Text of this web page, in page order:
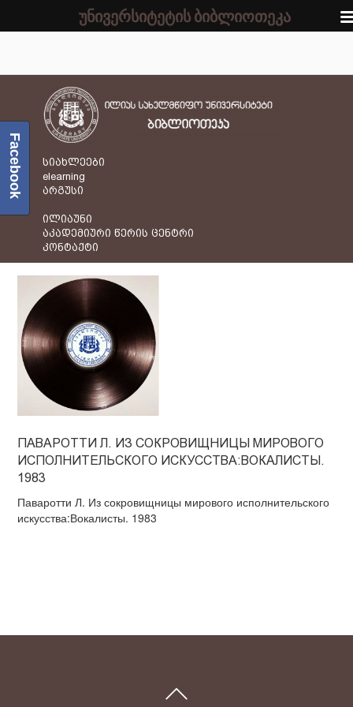
სიახლეები
elearning
არგუსი
ილიაუნი
აკადემიური წერის ცენტრი
კონტაქტი
ПАВАРОТТИ Л. ИЗ СОКРОВИЩНИЦЫ МИРОВОГО
ИСПОЛНИТЕЛЬСКОГО ИСКУССТВА:ВОКАЛИСТЫ.
1983
Паваротти Л. Из сокровищницы мирового исполнительского
искусства:Вокалисты. 1983
Facebook
უნივერსიტეტის ბიბლიოთეკა